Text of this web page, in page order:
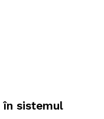
în sistemul